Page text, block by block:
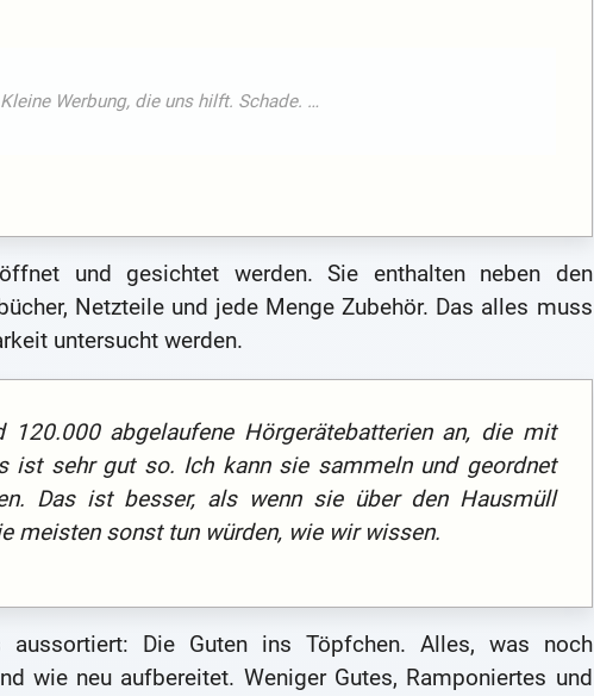
und gesichtet werden. Sie enthalten neben den
Netzteile und jede Menge Zubehör. Das alles muss
untersucht werden.
abgelaufene Hörgerätebatterien an, die mit
ist sehr gut so. Ich kann sie sammeln und geordnet
Das ist besser, als wenn sie über den Hausmüll
meisten sonst tun würden, wie wir wissen.
Die Guten ins Töpfchen. Alles, was noch
wie neu aufbereitet. Weniger Gutes, Ramponiertes und